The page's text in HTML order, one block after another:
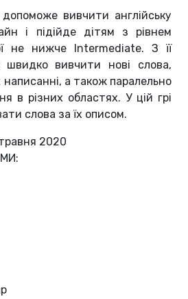
вивчити англійську
і підійде дітям з рівнем
не нижче Intermediate. З її
вивчити нові слова,
написанні, а також паралельно
в різних областях. У цій грі
слова за їх описом.
травня 2020